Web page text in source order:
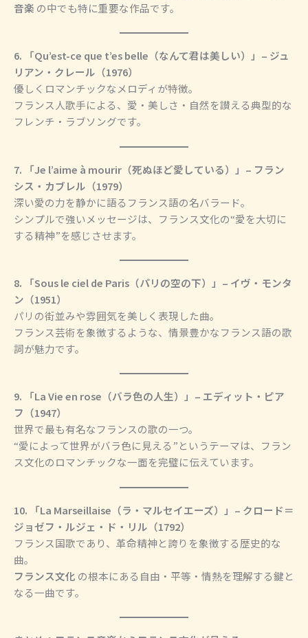
音楽 の中でも特に重要な作品です。
6. 「Qu’est-ce que t’es belle（なんて君は美しい）」– ジュ
リアン・クレール（1976）
優しくロマンチックなメロディが特徴。
フランス人歌手による、愛・美しさ・自然を讃える典型的な
フレンチ・ラブソングです。
7. 「Je l’aime à mourir（死ぬほど愛している）」– フラン
シス・カブレル（1979）
深い愛の力を静かに語るフランス語の名バラード。
シンプルで強いメッセージは、フランス文化の“愛を大切に
する精神”を感じさせます。
8. 「Sous le ciel de Paris（パリの空の下）」– イヴ・モンタ
ン（1951）
パリの街並みや雰囲気を美しく表現した曲。
フランス芸術を象徴するような、情景豊かなフランス語の歌
詞が魅力です。
9. 「La Vie en rose（バラ色の人生）」– エディット・ピア
フ（1947）
世界で最も有名なフランスの歌の一つ。
“愛によって世界がバラ色に見える”というテーマは、フラン
ス文化のロマンチックな一面を完璧に伝えています。
10. 「La Marseillaise（ラ・マルセイエーズ）」– クロード＝
ジョゼフ・ルジェ・ド・リル（1792）
フランス国歌であり、革命精神と誇りを象徴する歴史的な
曲。
フランス文化 の根本にある自由・平等・情熱を理解する鍵と
なる一曲です。